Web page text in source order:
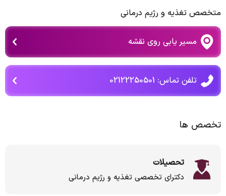
متخصص تغذیه و رژیم درمانی
مسیر یابی روی نقشه
تلفن تماس: 02122250501
تخصص ها
تحصیلات
دکترای تخصصی تغذیه و رژیم درمانی